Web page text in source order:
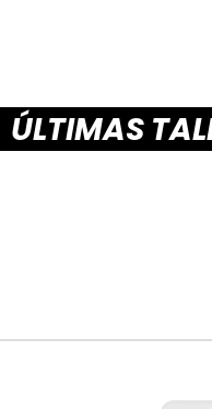
ÚLTIMAS